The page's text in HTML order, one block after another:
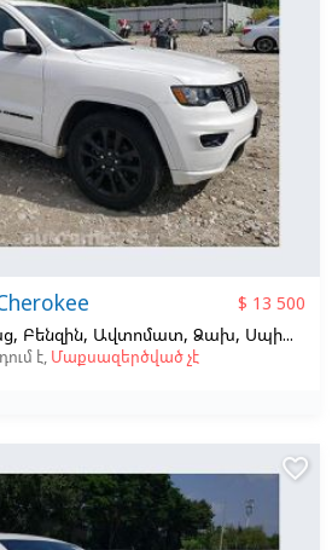
$ 13 500
Բենզին, Ավտոմատ, Ձախ, Սպիտակ
է, Մաքսազերծված չէ
favorite_border